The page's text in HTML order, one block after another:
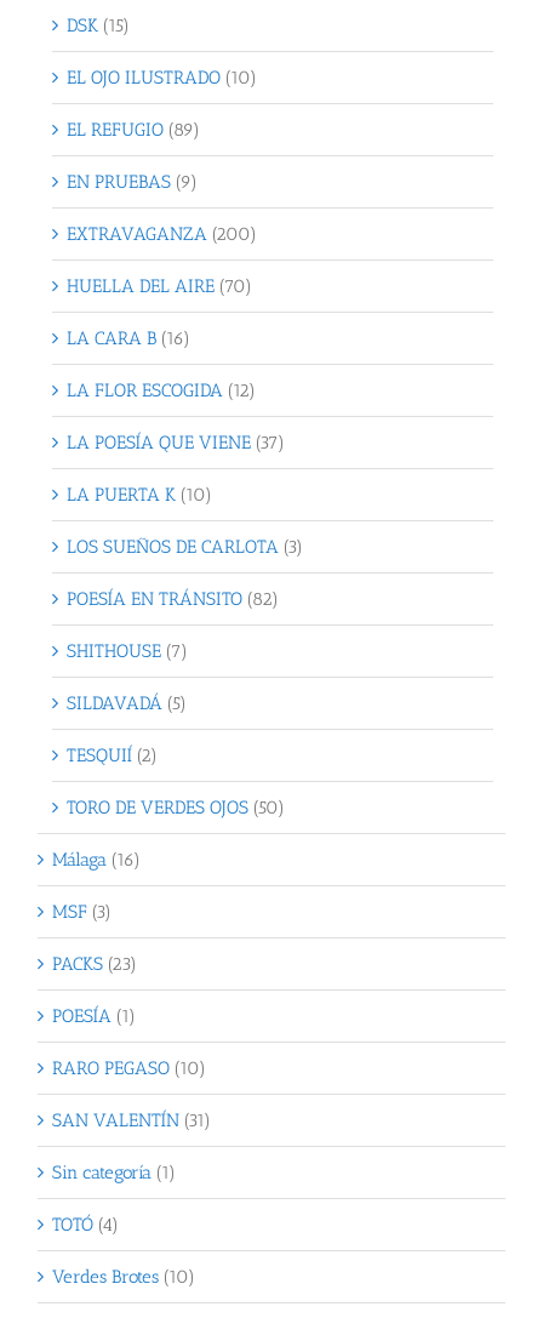
DSK (15)
EL OJO ILUSTRADO (10)
EL REFUGIO (89)
EN PRUEBAS (9)
EXTRAVAGANZA (200)
HUELLA DEL AIRE (70)
LA CARA B (16)
LA FLOR ESCOGIDA (12)
LA POESÍA QUE VIENE (37)
LA PUERTA K (10)
LOS SUEÑOS DE CARLOTA (3)
POESÍA EN TRÁNSITO (82)
SHITHOUSE (7)
SILDAVADÁ (5)
TESQUIÍ (2)
TORO DE VERDES OJOS (50)
Málaga (16)
MSF (3)
PACKS (23)
POESÍA (1)
RARO PEGASO (10)
SAN VALENTÍN (31)
Sin categoría (1)
TOTÓ (4)
Verdes Brotes (10)